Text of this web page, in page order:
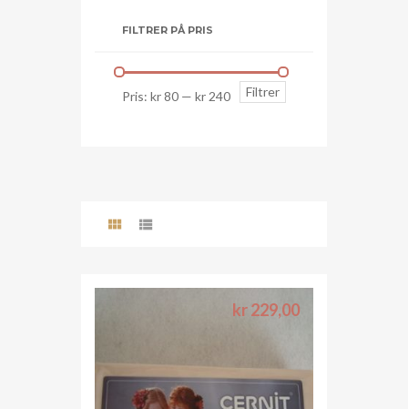
FILTRER PÅ PRIS
Min.
pris
Makspris
Filtrer
Pris: kr 80 — kr 240
kr229,00